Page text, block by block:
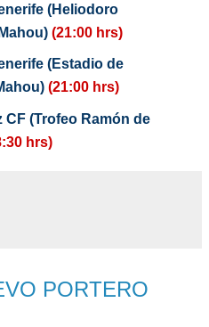
(Heliodoro
(21:00 hrs)
(Estadio de
(21:00 hrs)
CF (Trofeo Ramón de
hrs)
PORTERO